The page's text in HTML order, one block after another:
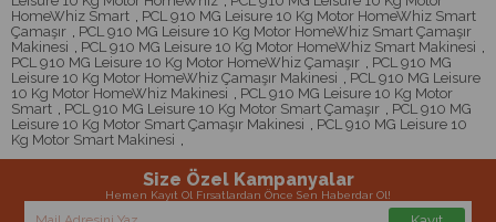
HomeWhiz Smart , PCL 910 MG Leisure 10 Kg Motor HomeWhiz Smart
Çamaşır , PCL 910 MG Leisure 10 Kg Motor HomeWhiz Smart Çamaşır
Makinesi , PCL 910 MG Leisure 10 Kg Motor HomeWhiz Smart Makinesi ,
PCL 910 MG Leisure 10 Kg Motor HomeWhiz Çamaşır , PCL 910 MG
Leisure 10 Kg Motor HomeWhiz Çamaşır Makinesi , PCL 910 MG Leisure
10 Kg Motor HomeWhiz Makinesi , PCL 910 MG Leisure 10 Kg Motor
Smart , PCL 910 MG Leisure 10 Kg Motor Smart Çamaşır , PCL 910 MG
Leisure 10 Kg Motor Smart Çamaşır Makinesi , PCL 910 MG Leisure 10
Kg Motor Smart Makinesi ,
Size Özel Kampanyalar
Hemen Kayıt Ol Fırsatlardan Önce Sen Haberdar Ol!